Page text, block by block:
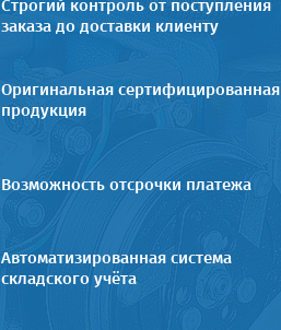
Строгий контроль от поступления
заказа до доставки клиенту
Оригинальная сертифицированная
продукция
Возможность отсрочки платежа
Автоматизированная система
складского учёта